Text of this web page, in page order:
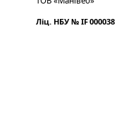
Ліц. НБУ № IF 000038